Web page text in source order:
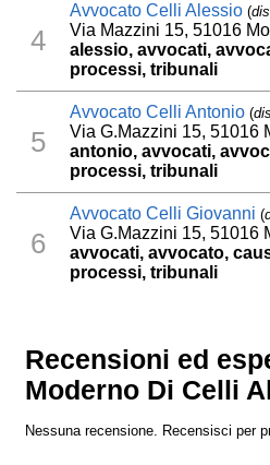
4
Avvocato Celli Alessio (
Via Mazzini 15, 51016
alessio, avvocati,
processi, tribunali
5
Avvocato Celli Antonio (
Via G.Mazzini 15, 51016
antonio, avvocati,
processi, tribunali
6
Avvocato Celli Giovanni (
Via G.Mazzini 15, 51016
avvocati, avvocato,
processi, tribunali
Recensioni ed
Moderno Di Celli
Nessuna recensione. Recensisci per